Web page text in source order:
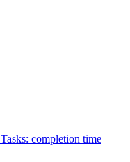
Tasks: completion time